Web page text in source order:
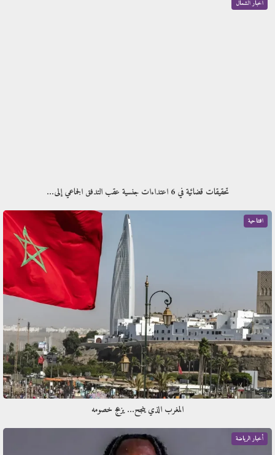
أخبار الشمال
تحقيقات قضائية في 6 اعتداءات جنسية عقب التدفق الجماعي إلى…
افتتاحية
المغرب الذي ينجح… يزعج خصومه
أخبار الرياضة